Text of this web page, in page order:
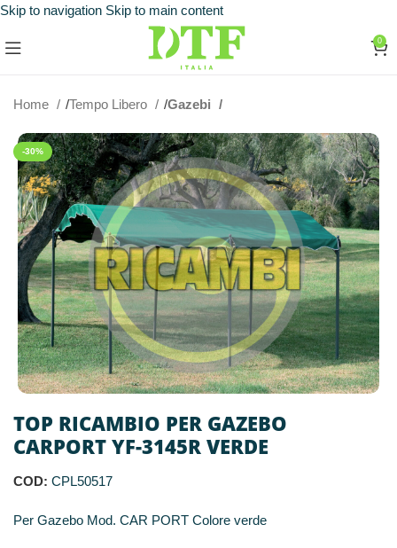
Skip to navigation Skip to main content
0
Home Tempo Libero Gazebi
-30%
TOP RICAMBIO PER GAZEBO
CARPORT YF-3145R VERDE
COD: CPL50517
Per Gazebo Mod. CAR PORT Colore verde